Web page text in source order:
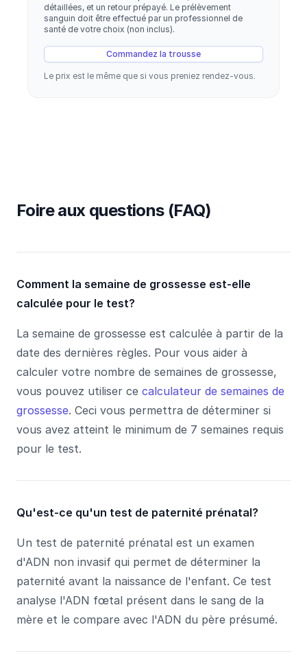
détaillées, et un retour prépayé. Le prélèvement
sanguin doit être effectué par un professionnel de
santé de votre choix (non inclus).
Commandez la trousse
Le prix est le même que si vous preniez rendez-vous.
Foire aux questions (FAQ)
Comment la semaine de grossesse est-elle
calculée pour le test?
La semaine de grossesse est calculée à partir de la
date des dernières règles. Pour vous aider à
calculer votre nombre de semaines de grossesse,
vous pouvez utiliser ce calculateur de semaines de
grossesse. Ceci vous permettra de déterminer si
vous avez atteint le minimum de 7 semaines requis
pour le test.
Qu'est-ce qu'un test de paternité prénatal?
Un test de paternité prénatal est un examen
d'ADN non invasif qui permet de déterminer la
paternité avant la naissance de l'enfant. Ce test
analyse l'ADN fœtal présent dans le sang de la
mère et le compare avec l'ADN du père présumé.